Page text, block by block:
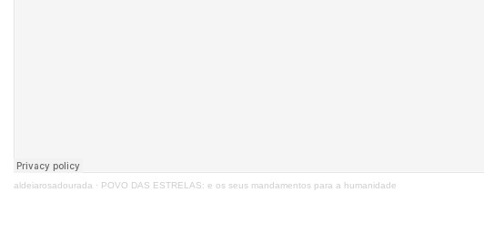
aldeiarosadourada · POVO DAS ESTRELAS: e os seus mandamentos para a humanidade